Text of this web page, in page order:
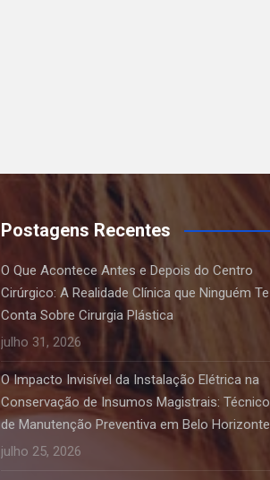
Postagens Recentes
O Que Acontece Antes e Depois do Centro
Cirúrgico: A Realidade Clínica que Ninguém Te
Conta Sobre Cirurgia Plástica
julho 31, 2026
O Impacto Invisível da Instalação Elétrica na
Conservação de Insumos Magistrais: Técnico
de Manutenção Preventiva em Belo Horizonte
julho 25, 2026